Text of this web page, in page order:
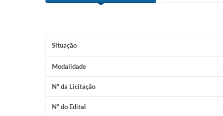
Situação
Modalidade
Nº da Licitação
Nº do Edital